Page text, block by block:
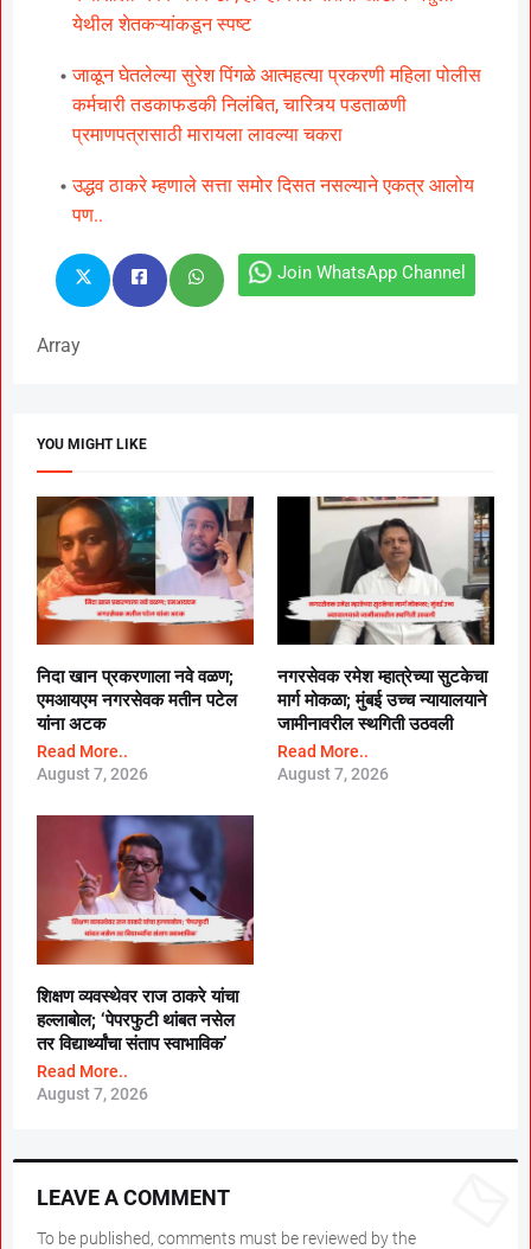
येथील शेतकऱ्यांकडून स्पष्ट
जाळून घेतलेल्या सुरेश पिंगळे आत्महत्या प्रकरणी महिला पोलीस
कर्मचारी तडकाफडकी निलंबित, चारित्र्य पडताळणी
प्रमाणपत्रासाठी मारायला लावल्या चकरा
उद्धव ठाकरे म्हणाले सत्ता समोर दिसत नसल्याने एकत्र आलोय
पण..
Join WhatsApp Channel
Array
YOU MIGHT LIKE
निदा खान प्रकरणाला नवे वळण;
एमआयएम नगरसेवक मतीन पटेल
यांना अटक
Read More..
August 7, 2026
नगरसेवक रमेश म्हात्रेच्या सुटकेचा
मार्ग मोकळा; मुंबई उच्च न्यायालयाने
जामीनावरील स्थगिती उठवली
Read More..
August 7, 2026
शिक्षण व्यवस्थेवर राज ठाकरे यांचा
हल्लाबोल; ‘पेपरफुटी थांबत नसेल
तर विद्यार्थ्यांचा संताप स्वाभाविक’
Read More..
August 7, 2026
LEAVE A COMMENT
To be published, comments must be reviewed by the